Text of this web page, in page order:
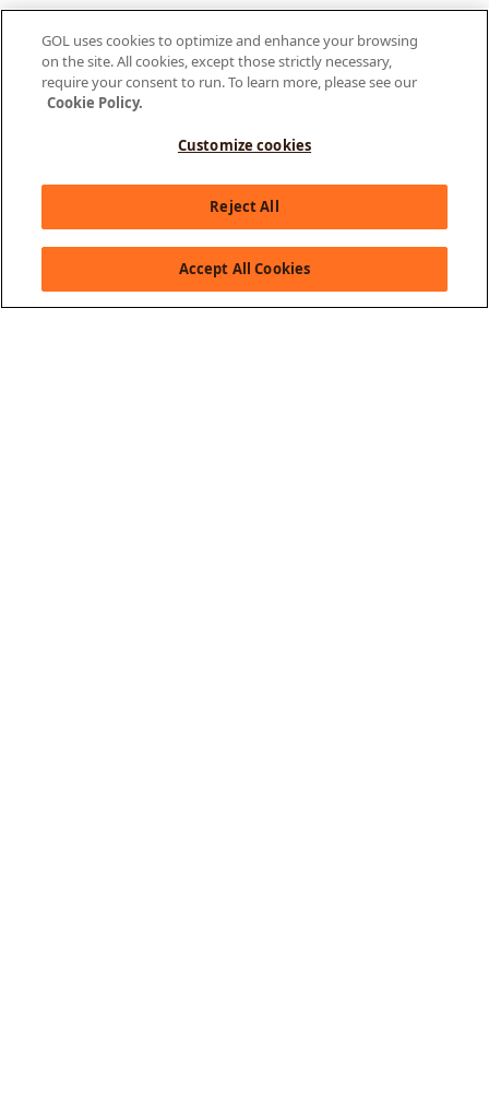
Olá, como posso te ajudar?
GOL uses cookies to optimize and enhance your browsing
on the site. All cookies, except those strictly necessary,
require your consent to run. To learn more, please see our
Cookie Policy.
Customize cookies
Reject All
Accept All Cookies